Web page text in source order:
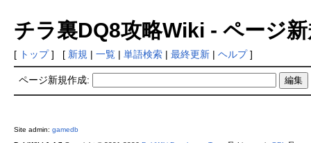
チラ裏DQ8攻略Wiki - ページ
[ トップ] [ 新規 | 一覧| 単語検索| 最終更新| ヘルプ]
ページ新規作成:
Site admin: gamedb